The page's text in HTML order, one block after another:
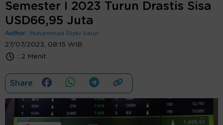
Semester I 2023 Turun Drastis Sisa
USD66,95 Juta
Author: Muhammad Rizki Vauzi
27/07/2023, 08:15 WIB
: 2 Menit
Share